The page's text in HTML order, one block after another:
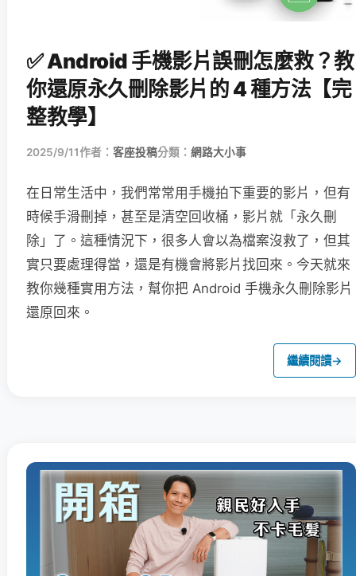
✅ Android 手機影片誤刪怎麼救？教
你還原永久刪除影片的 4 種方法【完
整教學】
2025/9/11作者： 客座投稿分類： 網路大小事
在日常生活中，我們常常用手機拍下重要的影片，但有
時候手滑刪掉，甚至是清空回收桶，影片就「永久刪
除」了。這種情況下，很多人會以為檔案沒救了，但其
實只要處理得當，還是有機會將影片找回來。今天就來
教你幾種實用方法，幫你把 Android 手機永久刪除影片
還原回來。
繼續閱讀→